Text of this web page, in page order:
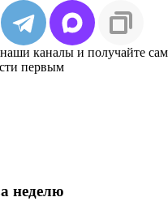
каналы и получайте
первым
неделю